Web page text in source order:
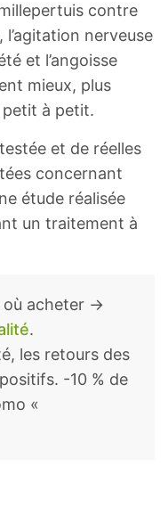
contre
l’agitation nerveuse
et l’angoisse
mieux, plus
petit à petit.
et de réelles
concernant
étude réalisée
un traitement à
où acheter →
.
les retours des
-10 % de
«